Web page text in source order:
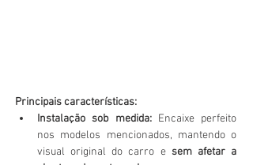
Principais características:
Instalação sob medida: Encaixe perfeito
nos modelos mencionados, mantendo o
visual original do carro e sem afetar a